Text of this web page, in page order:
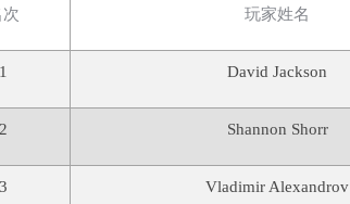
玩家姓名
1 David Jackson
2 Shannon Shorr
3 Vladimir Alexandrov